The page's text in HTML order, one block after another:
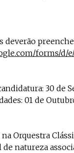
deverão
forms/d/
30 de
01 de
na Orquestra
natureza